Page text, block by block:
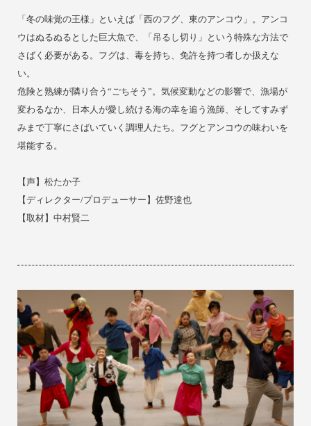
「冬の味覚の王様」といえば「西のフグ、東のアンコウ」。アンコ
ウはぬるぬるとした巨大魚で、「吊るし切り」という特殊な方法で
さばく必要がある。フグは、毒を持ち、免許を持つ者しか扱えな
い。
危険と熟練が隣り合う“ごちそう”。気候変動などの影響で、漁場が
変わるなか、日本人が愛し続ける海の幸を追う漁師、そしてすみず
みまで丁寧にさばいていく調理人たち。フグとアンコウの味わいを
堪能する。
【声】松たか子
【ディレクター/プロデューサー】佐野達也
【取材】 中村賢二